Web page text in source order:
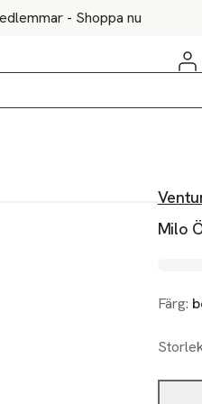
- Shoppa nu
Milo
Färg: